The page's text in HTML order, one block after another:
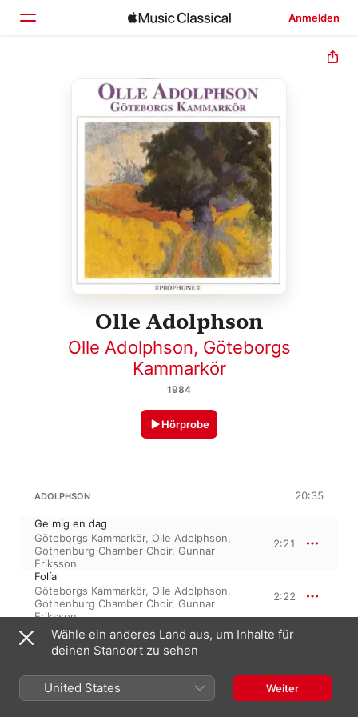
Anmelden
Startseite
Entdecken
Suchen
Olle Adolphson
Olle Adolphson, Göteborgs
Kammarkör
1984
Hörprobe
ADOLPHSON 20:35
Ge mig en dag
Göteborgs Kammarkör, Olle Adolphson,
Gothenburg Chamber Choir, Gunnar
Eriksson
2:21
Folía
Göteborgs Kammarkör, Olle Adolphson,
Gothenburg Chamber Choir, Gunnar
Eriksson
2:22
Rätt nu min tid
Olle Adolphson,Göteborgs Kammarkör
Så går vi bort
Olle Adolphson,Göteborgs Kammarkör
Gothenburg Chamber Choir,Gunnar
2:19
Wähle ein anderes Land aus, um Inhalte für
deinen Standort zu sehen
United States Weiter